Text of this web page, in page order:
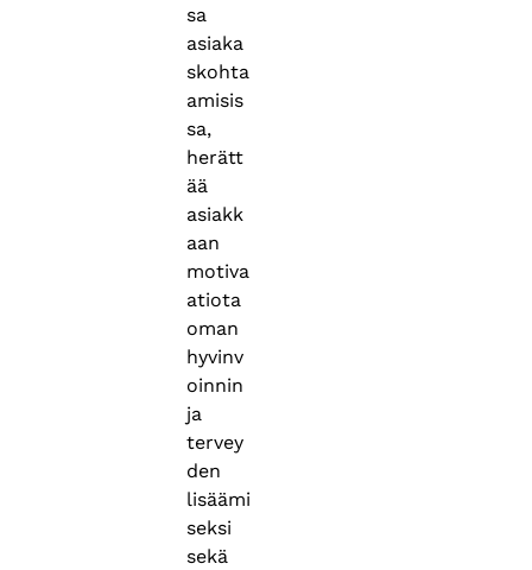
sa
asiaka
skohta
amisis
sa,
herätt
ää
asiakk
aan
motiva
atiota
oman
hyvinv
oinnin
ja
tervey
den
lisäämi
seksi
sekä